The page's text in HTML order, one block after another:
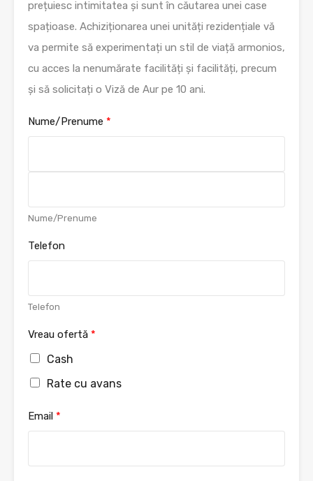
prețuiesc intimitatea și sunt în căutarea unei case
spațioase. Achiziționarea unei unități rezidențiale vă
va permite să experimentați un stil de viață armonios,
cu acces la nenumărate facilități și facilități, precum
și să solicitați o Viză de Aur pe 10 ani.
Nume/Prenume *
s
ta
t
Nume/Prenume
Telefon
Telefon
Vreau ofertă *
Cash
Rate cu avans
Email *